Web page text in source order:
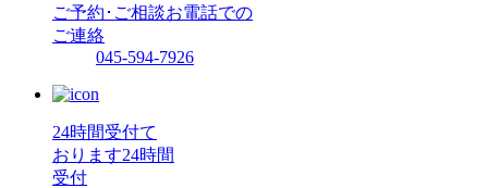
ご予約･ご相談お電話での
ご連絡
045-594-7926
24時間受付て
おります24時間
受付